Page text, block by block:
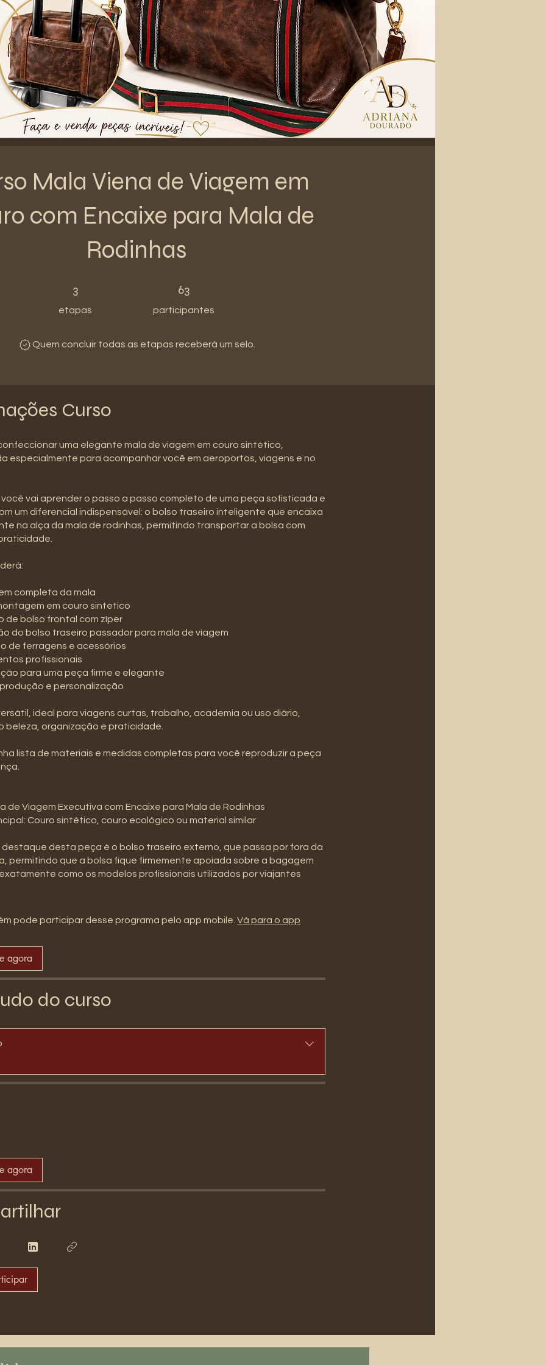
Mala Viena de Viagem em
com Encaixe para Mala de
Rodinhas
3
etapas
63
participantes
63 participantes
Quem concluir todas as etapas receberá um selo.
Curso
uma elegante mala de viagem em couro sintético,
especialmente para acompanhar você em aeroportos, viagens e no
vai aprender o passo a passo completo de uma peça sofisticada e
um diferencial indispensável: o bolso traseiro inteligente que encaixa
na alça da mala de rodinhas, permitindo transportar a bolsa com
completa da mala
em couro sintético
de bolso frontal com zíper
do bolso traseiro passador para mala de viagem
de ferragens e acessórios
profissionais
para uma peça firme e elegante
e personalização
ideal para viagens curtas, trabalho, academia ou uso diário,
beleza, organização e praticidade.
lista de materiais e medidas completas para você reproduzir a peça
de Viagem Executiva com Encaixe para Mala de Rodinhas
Couro sintético, couro ecológico ou material similar
destaque desta peça é o bolso traseiro externo, que passa por fora da
permitindo que a bolsa fique firmemente apoiada sobre a bagagem
como os modelos profissionais utilizados por viajantes
pode participar desse programa pelo app mobile. Vá para o app
agora
do curso
agora